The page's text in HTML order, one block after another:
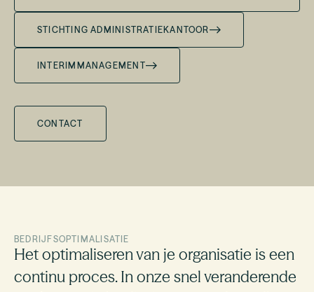
STICHTING ADMINISTRATIEKANTOOR
INTERIMMANAGEMENT
CONTACT
BEDRIJFSOPTIMALISATIE
Het optimaliseren van je organisatie is een
continu proces. In onze snel veranderende